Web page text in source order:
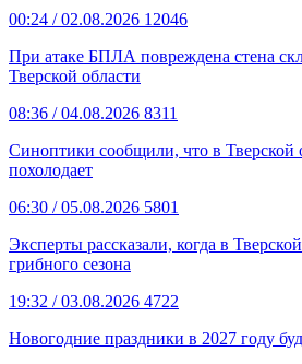
00:24 / 02.08.2026 12046
При атаке БПЛА повреждена стена
Тверской области
08:36 / 04.08.2026 8311
Синоптики сообщили, что в Тверской
похолодает
06:30 / 05.08.2026 5801
Эксперты рассказали, когда в
грибного сезона
19:32 / 03.08.2026 4722
Новогодние праздники в 2027 году